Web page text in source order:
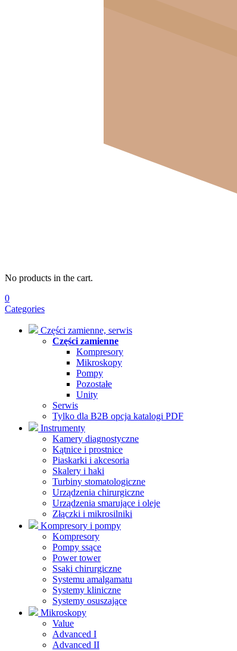
No products in the cart.
0
Categories
Części zamienne, serwis
Części zamienne
Kompresory
Mikroskopy
Pompy
Pozostałe
Unity
Serwis
Tylko dla B2B opcja katalogi PDF
Instrumenty
Kamery diagnostyczne
Kątnice i prostnice
Piaskarki i akcesoria
Skalery i haki
Turbiny stomatologiczne
Urządzenia chirurgiczne
Urządzenia smarujące i oleje
Złączki i mikrosilniki
Kompresory i pompy
Kompresory
Pompy ssące
Power tower
Ssaki chirurgiczne
Systemu amalgamatu
Systemy kliniczne
Systemy osuszające
Mikroskopy
Value
Advanced I
Advanced II